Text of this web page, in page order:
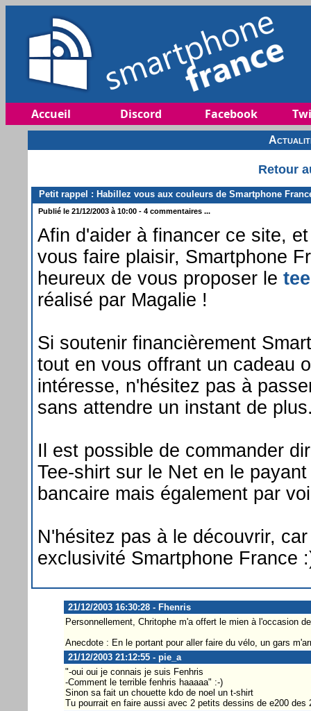
Accueil Discord Facebook
Retour
Petit rappel : Habillez vous aux couleurs de Smartphone
Publié le 21/12/2003 à 10:00 - 4 commentaires ...
Afin d'aider à financer ce site,
vous faire plaisir, Smartphone
heureux de vous proposer le
réalisé par Magalie !
Si soutenir financièrement
tout en vous offrant un cadeau
intéresse, n'hésitez pas à
sans attendre un instant de
Il est possible de commander
Tee-shirt sur le Net en le
bancaire mais également par
N'hésitez pas à le découvrir,
exclusivité Smartphone France
21/12/2003 16:30:28 - Fhenris
Personnellement, Chritophe m'a offert le mien à l'occasion
Anecdote : En le portant pour aller faire du vélo, un gars
21/12/2003 21:12:55 - pie_a
"-oui oui je connais je suis Fenhris
-Comment le terrible fenhris haaaaa" :-)
Sinon sa fait un chouette kdo de noel un t-shirt
Tu pourrait en faire aussi avec 2 petits dessins de e200